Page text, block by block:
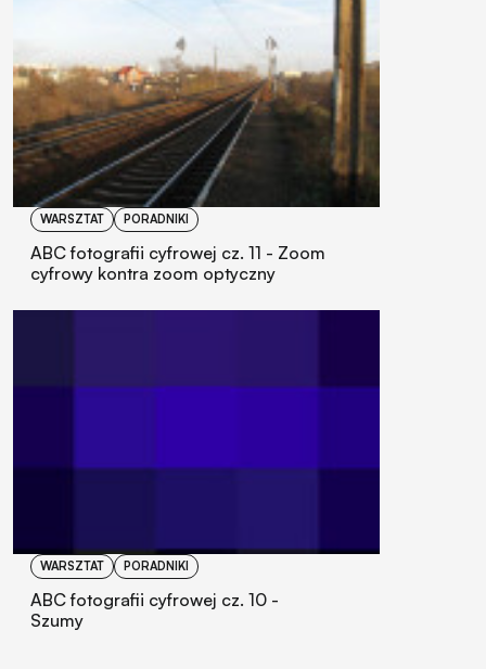
WARSZTAT PORADNIKI
ABC fotografii cyfrowej cz. 11 - Zoom
cyfrowy kontra zoom optyczny
WARSZTAT PORADNIKI
ABC fotografii cyfrowej cz. 10 -
Szumy